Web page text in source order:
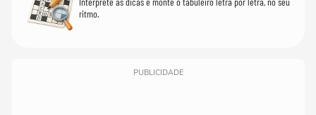
ritmo.
PUBLICIDADE